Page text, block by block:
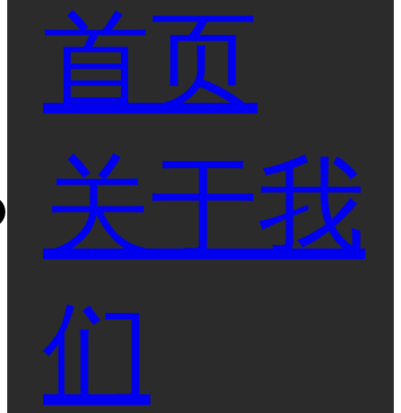
首页
关于我
们